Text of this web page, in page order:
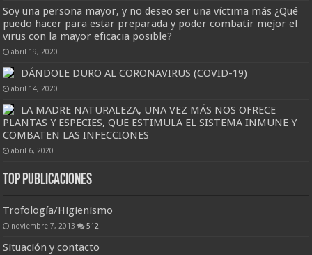
Soy una persona mayor, y no deseo ser una víctima más ¿Qué
puedo hacer para estar preparada y poder combatir mejor el
virus con la mayor eficacia posible?
abril 19, 2020
DÁNDOLE DURO AL CORONAVIRUS (COVID-19)
abril 14, 2020
LA MADRE NATURALEZA, UNA VEZ MÁS NOS OFRECE
PLANTAS Y ESPECIES, QUE ESTIMULA EL SISTEMA INMUNE Y
COMBATEN LAS INFECCIONES
abril 6, 2020
Top Publicaciones
Trofología/Higienismo
noviembre 7, 2013 512
Situación y contacto